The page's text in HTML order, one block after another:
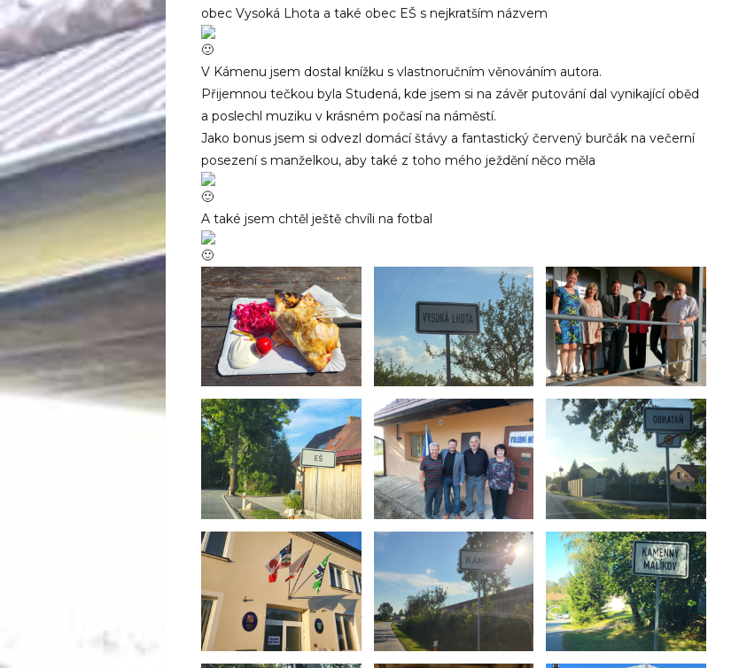
obec Vysoká Lhota a také obec EŠ s nejkratším názvem
V Kámenu jsem dostal knížku s vlastnoručním věnováním autora.
Přijemnou tečkou byla Studená, kde jsem si na závěr putování dal vynikající oběd
a poslechl muziku v krásném počasí na náměstí.
Jako bonus jsem si odvezl domácí štávy a fantastický červený burčák na večerní
posezení s manželkou, aby také z toho mého ježdění něco měla
A také jsem chtěl ještě chvíli na fotbal